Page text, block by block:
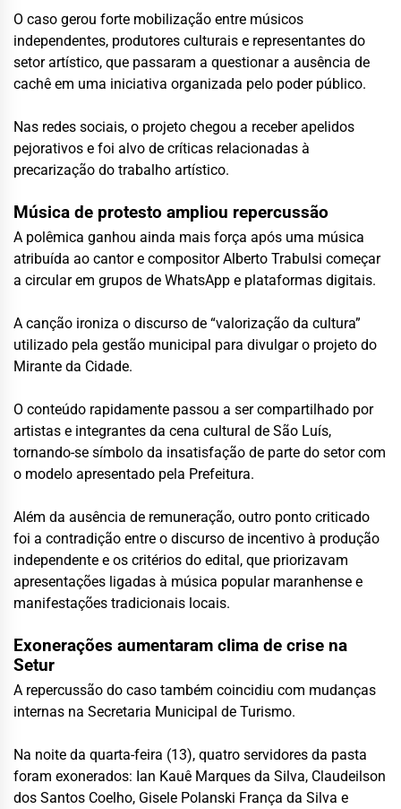
O caso gerou forte mobilização entre músicos
independentes, produtores culturais e representantes do
setor artístico, que passaram a questionar a ausência de
cachê em uma iniciativa organizada pelo poder público.
Nas redes sociais, o projeto chegou a receber apelidos
pejorativos e foi alvo de críticas relacionadas à
precarização do trabalho artístico.
Música de protesto ampliou repercussão
A polêmica ganhou ainda mais força após uma música
atribuída ao cantor e compositor Alberto Trabulsi começar
a circular em grupos de WhatsApp e plataformas digitais.
A canção ironiza o discurso de “valorização da cultura”
utilizado pela gestão municipal para divulgar o projeto do
Mirante da Cidade.
O conteúdo rapidamente passou a ser compartilhado por
artistas e integrantes da cena cultural de São Luís,
tornando-se símbolo da insatisfação de parte do setor com
o modelo apresentado pela Prefeitura.
Além da ausência de remuneração, outro ponto criticado
foi a contradição entre o discurso de incentivo à produção
independente e os critérios do edital, que priorizavam
apresentações ligadas à música popular maranhense e
manifestações tradicionais locais.
Exonerações aumentaram clima de crise na
Setur
A repercussão do caso também coincidiu com mudanças
internas na Secretaria Municipal de Turismo.
Na noite da quarta-feira (13), quatro servidores da pasta
foram exonerados: Ian Kauê Marques da Silva, Claudeilson
dos Santos Coelho, Gisele Polanski França da Silva e